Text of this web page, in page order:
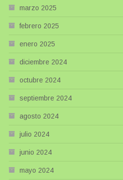
marzo 2025
febrero 2025
enero 2025
diciembre 2024
octubre 2024
septiembre 2024
agosto 2024
julio 2024
junio 2024
mayo 2024